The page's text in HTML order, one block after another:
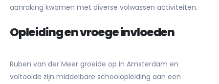
aanraking kwamen met diverse volwassen activiteiten.
Opleiding en vroege invloeden
Ruben van der Meer groeide op in Amsterdam en
voltooide zijn middelbare schoolopleiding aan een